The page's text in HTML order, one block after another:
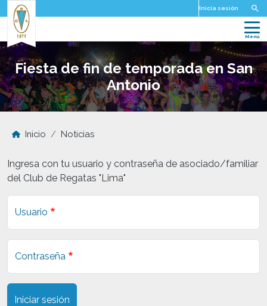
Pasar al contenido principal Inicia sesión
Fiesta de fin de temporada en San
Antonio
Inicio Noticias
Ingresa con tu usuario y contraseña de asociado/familiar
del Club de Regatas "Lima"
Usuario
Contraseña
Iniciar sesión